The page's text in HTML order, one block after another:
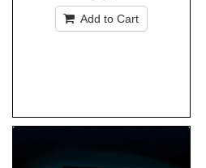
Add to Cart